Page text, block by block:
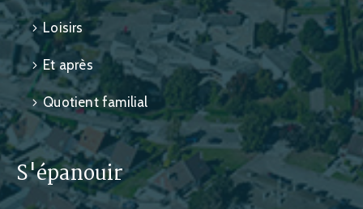
Loisirs
Et après
Quotient familial
S'épanouir